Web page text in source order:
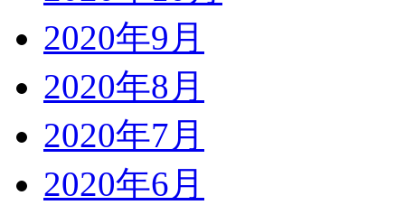
2020年9月
2020年8月
2020年7月
2020年6月